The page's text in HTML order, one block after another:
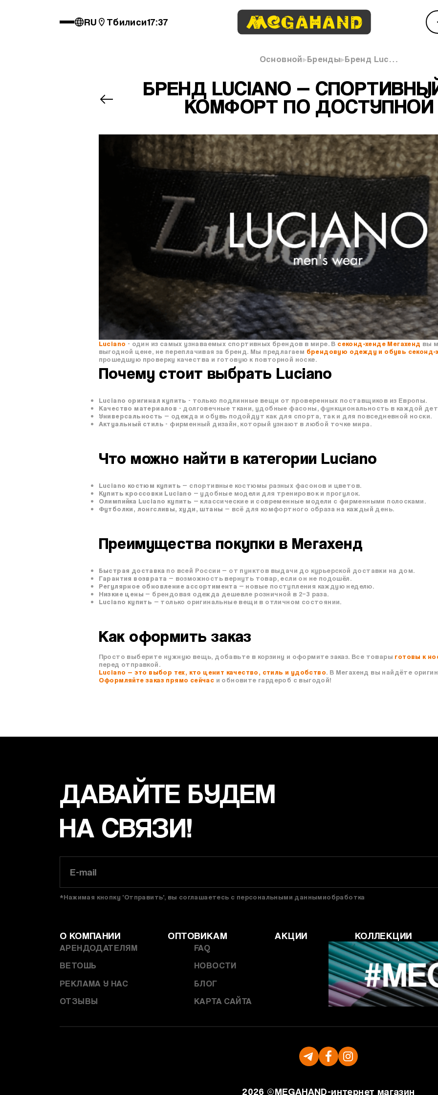
RU Тбилиси17:37
Основной Бренды Бренд Luc…
БРЕНД LUCIANO —
КОМФОРТ ПО ДОСТУПНОЙ
Luciano - один из самых узнаваемых спортивных брендов в мире. В секонд-хенде Мегахенд вы
выгодной цене, не переплачивая за бренд. Мы предлагаем брендовую одежду и обувь секонд-
прошедшую проверку качества и готовую к повторной носке.
Почему стоит выбрать Luciano
Luciano оригинал купить - только подлинные вещи от проверенных поставщиков из Европы.
Качество материалов - долговечные ткани, удобные фасоны, функциональность в каждой
Универсальность — одежда и обувь подойдут как для спорта, так и для повседневной носки.
Актуальный стиль - фирменный дизайн, который узнают в любой точке мира.
Что можно найти в категории Luciano
Luciano костюм купить — спортивные костюмы разных фасонов и цветов.
Купить кроссовки Luciano — удобные модели для тренировок и прогулок.
Олимпийка Luciano купить — классические и современные модели с фирменными полосками.
Футболки, лонгсливы, худи, штаны — всё для комфортного образа на каждый день.
Преимущества покупки в Мегахенд
Быстрая доставка по всей России — от пунктов выдачи до курьерской доставки на дом.
Гарантия возврата — возможность вернуть товар, если он не подошёл.
Регулярное обновление ассортимента — новые поступления каждую неделю.
Низкие цены — брендовая одежда дешевле розничной в 2–3 раза.
Luciano купить — только оригинальные вещи в отличном состоянии.
Как оформить заказ
Просто выберите нужную вещь, добавьте в корзину и оформите заказ. Все товары готовы к
перед отправкой.
Luciano — это выбор тех, кто ценит качество, стиль и удобство. В Мегахенд вы найдёте
Оформляйте заказ прямо сейчас и обновите гардероб с выгодой!
ДАВАЙТЕ БУДЕМ
НА СВЯЗИ!
*Нажимая кнопку 'Отправить', вы соглашаетесь с персональными даннымиобработка
О КОМПАНИИ ОПТОВИКАМ АКЦИИ КОЛЛЕКЦИИ
АРЕНДОДАТЕЛЯМ
ВЕТОШЬ
РЕКЛАМА У НАС
ОТЗЫВЫ
FAQ
НОВОСТИ
БЛОГ
КАРТА САЙТА
2026 ©MEGAHAND-интернет магазин